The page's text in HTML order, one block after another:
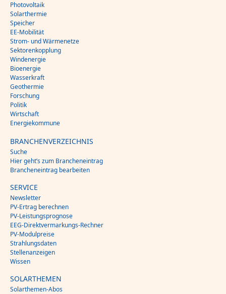
Photovoltaik
Solarthermie
Speicher
EE-Mobilität
Strom- und Wärmenetze
Sektorenkopplung
Windenergie
Bioenergie
Wasserkraft
Geothermie
Forschung
Politik
Wirtschaft
Energiekommune
BRANCHENVERZEICHNIS
Suche
Hier geht’s zum Brancheneintrag
Brancheneintrag bearbeiten
SERVICE
Newsletter
PV-Ertrag berechnen
PV-Leistungsprognose
EEG-Direktvermarkungs-Rechner
PV-Modulpreise
Strahlungsdaten
Stellenanzeigen
Wissen
SOLARTHEMEN
Solarthemen-Abos